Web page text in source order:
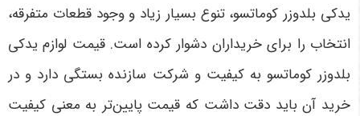
یدکی بلدوزر کوماتسو، تنوع بسیار زیاد و وجود قطعات متفرقه،
انتخاب را برای خریداران دشوار کرده است. قیمت لوازم یدکی
بلدوزر کوماتسو به کیفیت و شرکت سازنده بستگی دارد و در
خرید آن باید دقت داشت که قیمت پایین‌تر به معنی کیفیت